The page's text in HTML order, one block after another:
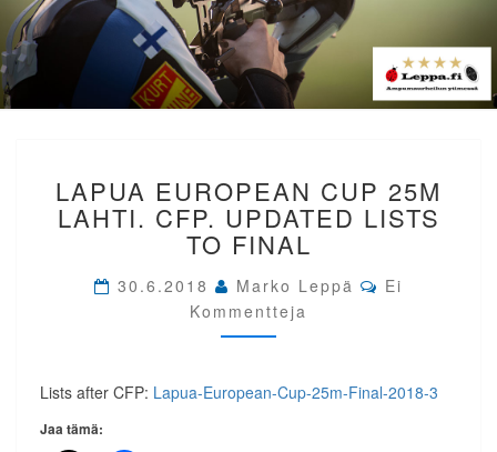
EUROPEAN
CUP
25M
LAHTI.
CFP.
UPDATED
LISTS
TO
LAPUA EUROPEAN CUP 25M
LAHTI. CFP. UPDATED LISTS
TO FINAL
30.6.2018 Marko Leppä Comments
Ei
Kommentteja
Lists after CFP: Lapua-European-Cup-25m-Final-2018-3
Jaa tämä: